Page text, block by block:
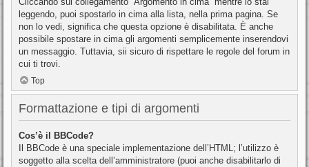
leggendo, puoi spostarlo in cima alla lista, nella prima pagina. Se
non lo vedi, significa che questa opzione è disabilitata. È anche
possibile spostare in cima gli argomenti semplicemente inserendovi
un messaggio. Tuttavia, sii sicuro di rispettare le regole del forum in
cui ti trovi.
Top
Formattazione e tipi di argomenti
Cos’è il BBCode?
Il BBCode è una speciale implementazione dell’HTML; l’utilizzo è
soggetto alla scelta dell’amministratore (puoi anche disabilitarlo di